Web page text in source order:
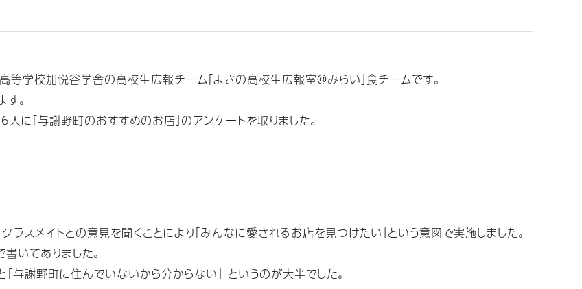
学校加悦谷学舎の高校生広報チーム「よさの高校生広報室＠みらい」食チームです。
。
「与謝野町のおすすめのお店」のアンケートを取りました。
スメイトとの意見を聞くことにより「みんなに愛されるお店を見つけたい」という意図で実施しました。
いてありました。
｢与謝野町に住んでいないから分からない｣ というのが大半でした。